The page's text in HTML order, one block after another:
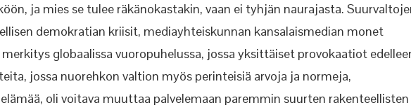
ja mies se tulee räkänokastakin, vaan ei tyhjän naurajasta.
demokratian kriisit, mediayhteiskunnan kansalaismedian monet
globaalissa vuoropuhelussa, jossa yksittäiset provokaatiot
jossa nuorehkon valtion myös perinteisiä arvoja ja normeja,
oli voitava muuttaa palvelemaan paremmin suurten rakenteellisten